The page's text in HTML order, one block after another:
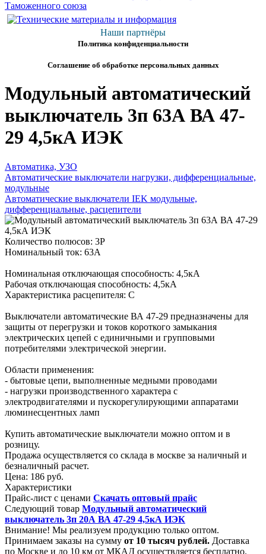
Наши партнёры
Политика конфиденциальности
Соглашение об обработке персональных данных
Модульный автоматический
выключатель 3п 63А ВА 47-
29 4,5кА ИЭК
Автоматика, УЗО
Автоматические выключатели нагрузки, дифференциальные,
модульные
Автоматические выключатели IEK модульные,
дифференциальные, расцепители
Количество полюсов: 3P
Номинальный ток: 63А
Номинальная отключающая способность: 4,5кА
Рабочая отключающая способность: 4,5кА
Характеристика расцепителя: С
Выключатели автоматические ВА 47-29 предназначены для
защиты от перегрузки и токов короткого замыкания
электрических цепей с единичными и групповыми
потребителями электрической энергии.
Области применения:
- бытовые цепи, выполненные медными проводами
- нагрузки производственного характера с
электродвигателями и пускорегулирующими аппаратами
люминесцентных ламп
Купить автоматические выключатели можно оптом и в
розницу.
Продажа осуществляется со склада в москве за наличный и
безналичный расчет.
Цена: 186 руб.
Характеристики
Прайс-лист с ценами Скачать оптовый прайс
Следующий товар Модульный автоматический
выключатель 3п 20А ВА 47-29 4,5кА ИЭК
Внимание! Мы реализуем продукцию только оптом.
Принимаем заказы на сумму от 10 тысяч рублей. Доставка
по Москве и до 10 км от МКАД осуществляется бесплатно.